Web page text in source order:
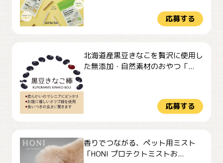
応募する
北海道産黒豆きなこを贅沢に使用し
た無添加・自然素材のおやつ「...
応募する
香りでつながる、ペット用ミスト
「HONI プロテクトミストお...